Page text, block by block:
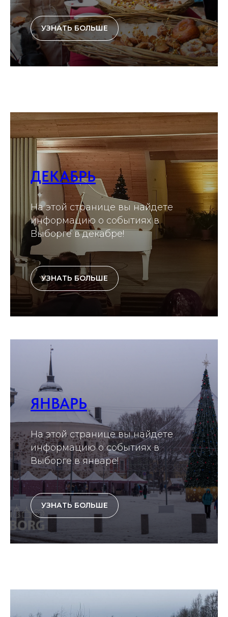
УЗНАТЬ БОЛЬШЕ
ДЕКАБРЬ
На этой странице вы найдете
информацию о событиях в
Выборге в декабре!
УЗНАТЬ БОЛЬШЕ
ЯНВАРЬ
На этой странице вы найдете
информацию о событиях в
Выборге в январе!
УЗНАТЬ БОЛЬШЕ